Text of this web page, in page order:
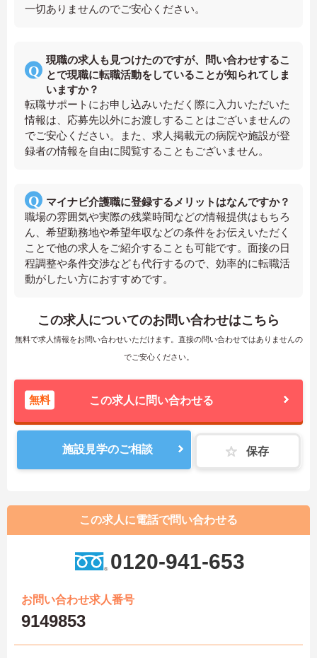
一切ありませんのでご安心ください。
現職の求人も見つけたのですが、問い合わせするこ
とで現職に転職活動をしていることが知られてしま
いますか？
転職サポートにお申し込みいただく際に入力いただいた
情報は、応募先以外にお渡しすることはございませんの
でご安心ください。また、求人掲載元の病院や施設が登
録者の情報を自由に閲覧することもございません。
マイナビ介護職に登録するメリットはなんですか？
職場の雰囲気や実際の残業時間などの情報提供はもちろ
ん、希望勤務地や希望年収などの条件をお伝えいただく
ことで他の求人をご紹介することも可能です。面接の日
程調整や条件交渉なども代行するので、効率的に転職活
動がしたい方におすすめです。
この求人についてのお問い合わせはこちら
無料で求人情報をお問い合わせいただけます。直接の問い合わせではありませんの
でご安心ください。
無料 この求人に問い合わせる
施設見学のご相談 保存
この求人に電話で問い合わせる
0120-941-653
お問い合わせ求人番号
9149853